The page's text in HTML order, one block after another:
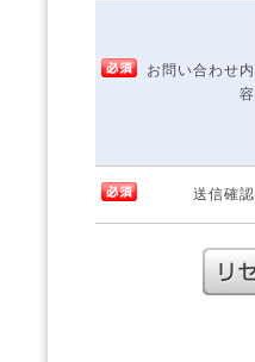
お問い合わせ内
容
送信確認